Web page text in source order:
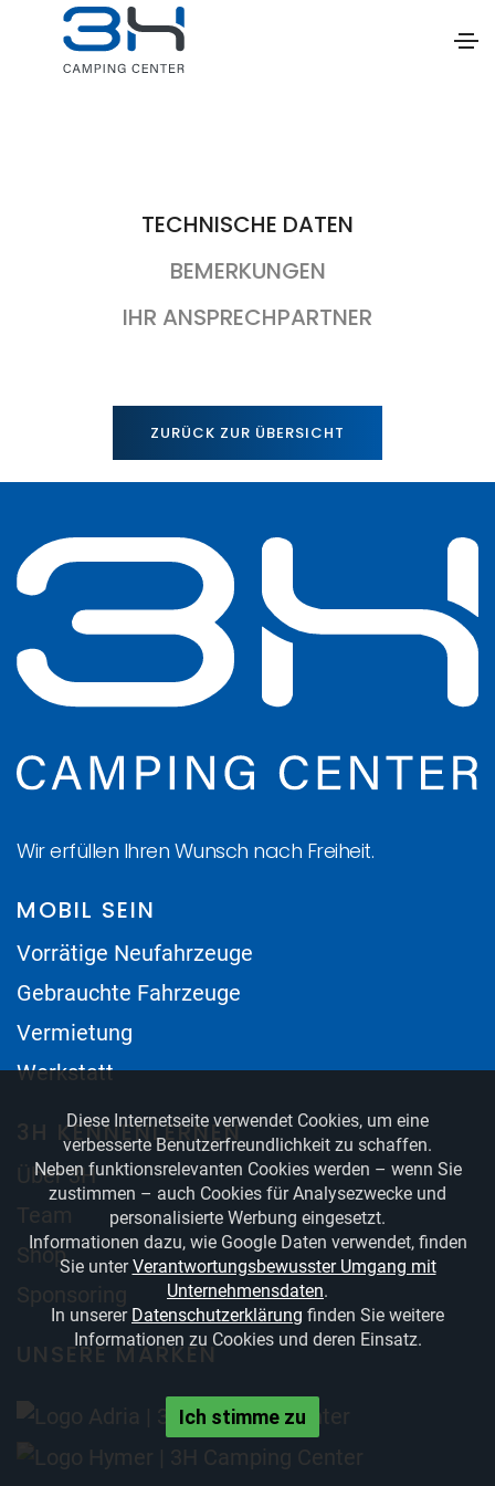
TECHNISCHE DATEN
BEMERKUNGEN
IHR ANSPRECHPARTNER
ZURÜCK ZUR ÜBERSICHT
Wir erfüllen Ihren Wunsch nach Freiheit.
MOBIL SEIN
Vorrätige Neufahrzeuge
Gebrauchte Fahrzeuge
Vermietung
Werkstatt
3H KENNENLERNEN
Über 3H
Team
Shop
Sponsoring
UNSERE MARKEN
Diese Internetseite verwendet Cookies, um eine
verbesserte Benutzerfreundlichkeit zu schaffen.
Neben funktionsrelevanten Cookies werden – wenn Sie
zustimmen – auch Cookies für Analysezwecke und
personalisierte Werbung eingesetzt.
Informationen dazu, wie Google Daten verwendet, finden
Sie unterVerantwortungsbewusster Umgang mit
Unternehmensdaten.
In unserer Datenschutzerklärung finden Sie weitere
Informationen zu Cookies und deren Einsatz.
Ich stimme zu